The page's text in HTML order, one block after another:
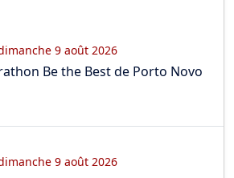
9 août 2026
Be the Best de Porto Novo
9 août 2026